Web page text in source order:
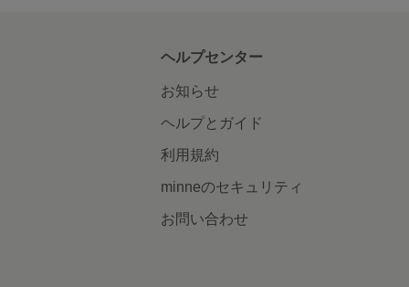
ヘルプセンター
お知らせ
ヘルプとガイド
利用規約
minneのセキュリティ
お問い合わせ